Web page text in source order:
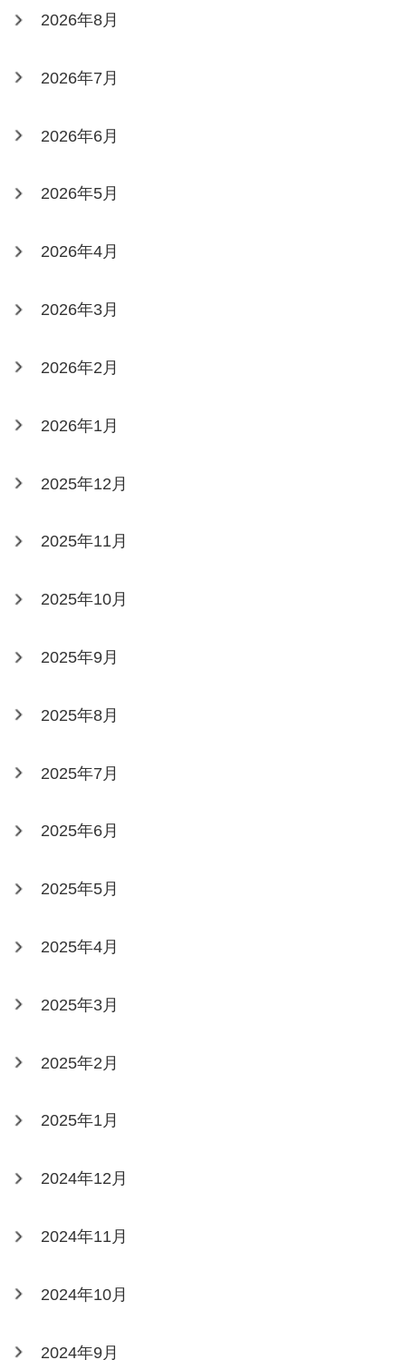
2026年8月
2026年7月
2026年6月
2026年5月
2026年4月
2026年3月
2026年2月
2026年1月
2025年12月
2025年11月
2025年10月
2025年9月
2025年8月
2025年7月
2025年6月
2025年5月
2025年4月
2025年3月
2025年2月
2025年1月
2024年12月
2024年11月
2024年10月
2024年9月